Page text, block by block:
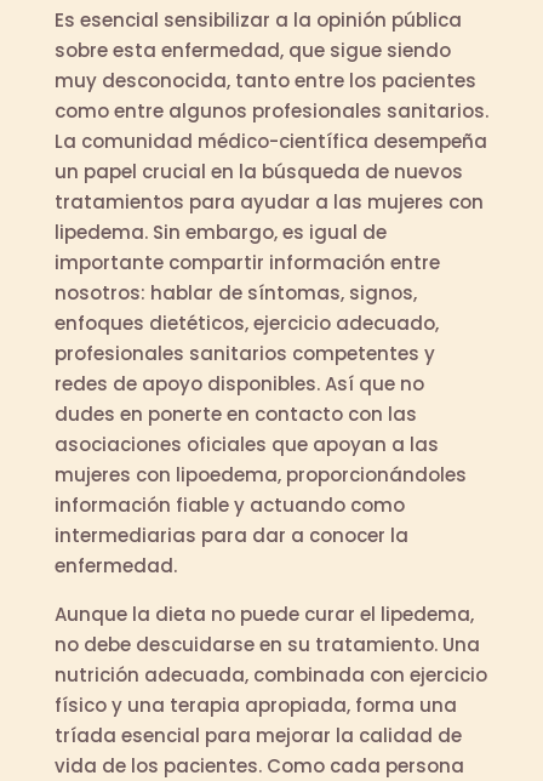
Es esencial sensibilizar a la opinión pública
sobre esta enfermedad, que sigue siendo
muy desconocida, tanto entre los pacientes
como entre algunos profesionales sanitarios.
La comunidad médico-científica desempeña
un papel crucial en la búsqueda de nuevos
tratamientos para ayudar a las mujeres con
lipedema. Sin embargo, es igual de
importante compartir información entre
nosotros: hablar de síntomas, signos,
enfoques dietéticos, ejercicio adecuado,
profesionales sanitarios competentes y
redes de apoyo disponibles. Así que no
dudes en ponerte en contacto con las
asociaciones oficiales que apoyan a las
mujeres con lipoedema, proporcionándoles
información fiable y actuando como
intermediarias para dar a conocer la
enfermedad.
Aunque la dieta no puede curar el lipedema,
no debe descuidarse en su tratamiento. Una
nutrición adecuada, combinada con ejercicio
físico y una terapia apropiada, forma una
tríada esencial para mejorar la calidad de
vida de los pacientes. Como cada persona